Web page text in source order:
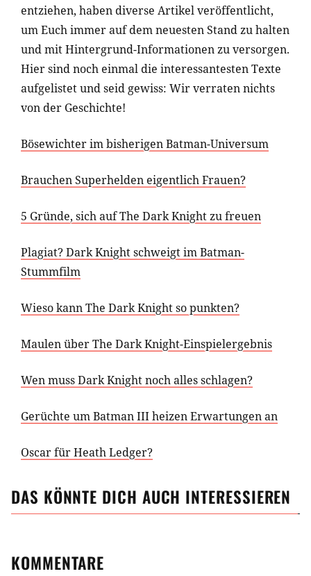
entziehen, haben diverse Artikel veröffentlicht,
um Euch immer auf dem neuesten Stand zu halten
und mit Hintergrund-Informationen zu versorgen.
Hier sind noch einmal die interessantesten Texte
aufgelistet und seid gewiss: Wir verraten nichts
von der Geschichte!
Bösewichter im bisherigen Batman-Universum
Brauchen Superhelden eigentlich Frauen?
5 Gründe, sich auf The Dark Knight zu freuen
Plagiat? Dark Knight schweigt im Batman-
Stummfilm
Wieso kann The Dark Knight so punkten?
Maulen über The Dark Knight-Einspielergebnis
Wen muss Dark Knight noch alles schlagen?
Gerüchte um Batman III heizen Erwartungen an
Oscar für Heath Ledger?
DAS KÖNNTE DICH AUCH INTERESSIEREN
KOMMENTARE